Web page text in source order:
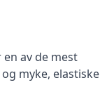
av de mest
myke, elastiske